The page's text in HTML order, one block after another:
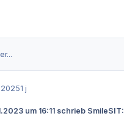
20251 j
um 16:11 schrieb SmileSIT: